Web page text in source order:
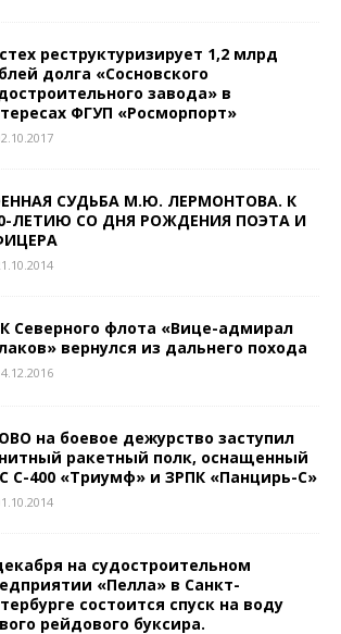
реструктуризирует 1,2 млрд
долга «Сосновского
завода» в
ФГУП «Росморпорт»
СУДЬБА М.Ю. ЛЕРМОНТОВА. К
ЛЕТИЮ СО ДНЯ РОЖДЕНИЯ ПОЭТА И
Северного флота «Вице-адмирал
вернулся из дальнего похода
на боевое дежурство заступил
ракетный полк, оснащенный
С-400 «Триумф» и ЗРПК «Панцирь-С»
на судостроительном
«Пелла» в Санкт-
состоится спуск на воду
рейдового буксира.